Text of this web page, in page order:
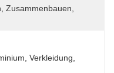
Zusammenbauen,
Verkleidung,